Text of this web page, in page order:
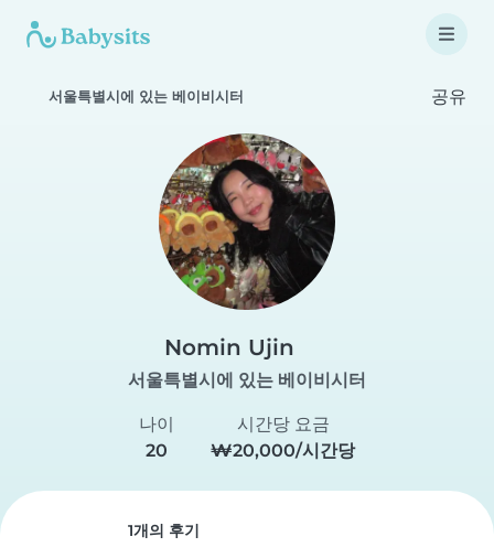
서울특별시에 있는 베이비시터 공유
Nomin Ujin
서울특별시에 있는 베이비시터
나이
20
시간당 요금
₩20,000/시간당
1개의 후기